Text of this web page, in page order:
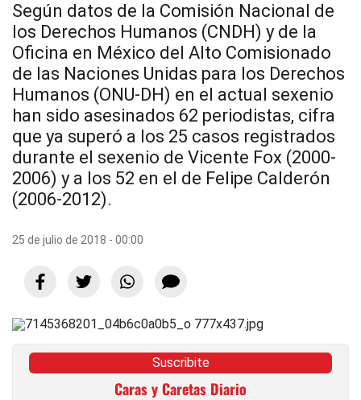
Según datos de la Comisión Nacional de
los Derechos Humanos (CNDH) y de la
Oficina en México del Alto Comisionado
de las Naciones Unidas para los Derechos
Humanos (ONU-DH) en el actual sexenio
han sido asesinados 62 periodistas, cifra
que ya superó a los 25 casos registrados
durante el sexenio de Vicente Fox (2000-
2006) y a los 52 en el de Felipe Calderón
(2006-2012).
25 de julio de 2018 - 00:00
Suscribite
Caras y Caretas Diario